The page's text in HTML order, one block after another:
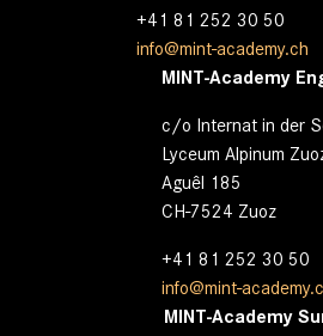
+41 81 252 30 50
info@mint-academy.ch
MINT-Academy
c/o Internat in der
Lyceum Alpinum
Aguêl 185
CH-7524 Zuoz
+41 81 252 30 50
info@mint-
MINT-Academy